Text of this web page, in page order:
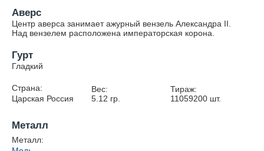
Аверс
Центр аверса занимает ажурный вензель Александра II.
Над вензелем расположена императорская корона.
Гурт
Гладкий
Страна:
Царская Россия
Вес:
5.12 гр.
Тираж:
11059200 шт.
Металл
Металл: